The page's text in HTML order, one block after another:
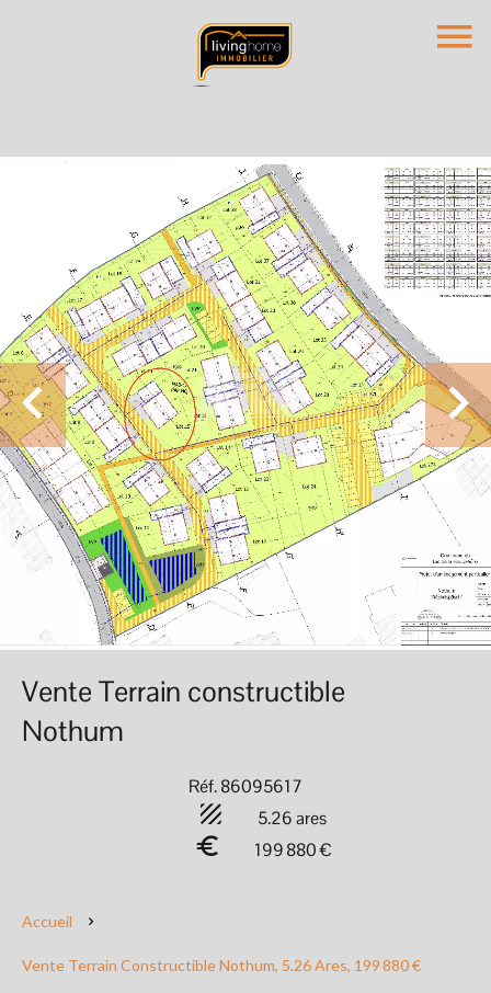
Vente Terrain constructible
Nothum
Réf. 86095617
5.26 ares
199 880 €
Accueil
Vente Terrain Constructible Nothum, 5.26 Ares, 199 880 €